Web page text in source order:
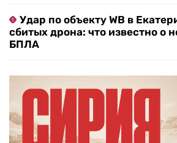
Удар по объекту WB в
сбитых дрона: что известно о
БПЛА